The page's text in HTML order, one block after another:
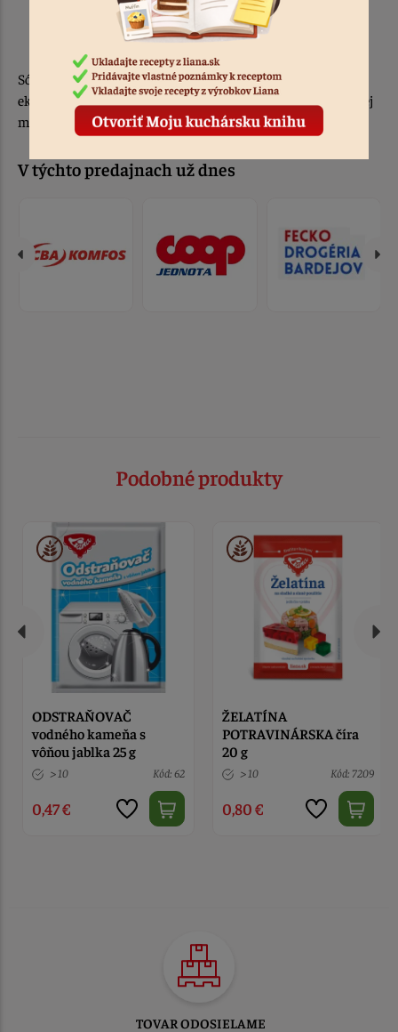
odstránenie mastnoty a olejových škvŕn
neutralizácia nepríjemných pachov
Sóda bikarbóna Liana je jednoduchý, cenovo dostupný a
ekologický pomocník, ktorý nájde uplatnenie takmer v každej
miestnosti vášho domova.
V týchto predajnach už dnes
Podobné produkty
ODSTRAŇOVAČ
vodného kameňa s
vôňou jablka 25 g
> 10 Kód: 62
0,47 €
ŽELATÍNA
POTRAVINÁRSKA číra
20 g
> 10 Kód: 7209
0,80 €
TOVAR ODOSIELAME